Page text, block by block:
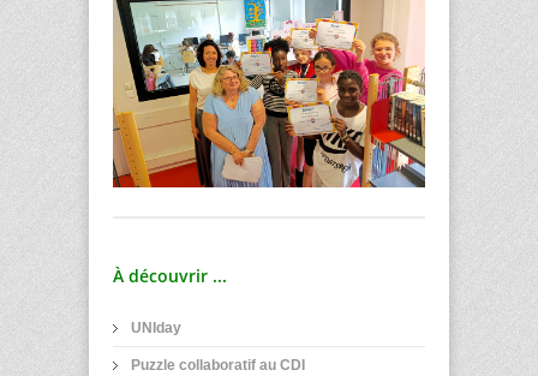
À découvrir ...
UNIday
Puzzle collaboratif au CDI